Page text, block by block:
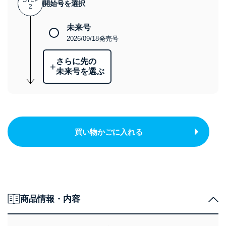
2
開始号を選択
未来号
2026/09/18発売号
+さらに先の
未来号を選ぶ
買い物かごに入れる
商品情報・内容